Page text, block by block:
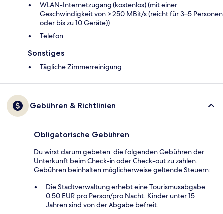
WLAN-Internetzugang (kostenlos) (mit einer
Geschwindigkeit von > 250 MBit/s (reicht für 3–5 Personen
oder bis zu 10 Geräte))
Telefon
Sonstiges
Tägliche Zimmerreinigung
Gebühren & Richtlinien
Obligatorische Gebühren
Du wirst darum gebeten, die folgenden Gebühren der
Unterkunft beim Check-in oder Check-out zu zahlen.
Gebühren beinhalten möglicherweise geltende Steuern:
Die Stadtverwaltung erhebt eine Tourismusabgabe:
0.50 EUR pro Person/pro Nacht. Kinder unter 15
Jahren sind von der Abgabe befreit.